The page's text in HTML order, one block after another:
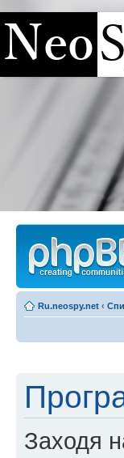
Ru.neospy.net ‹
Заходя